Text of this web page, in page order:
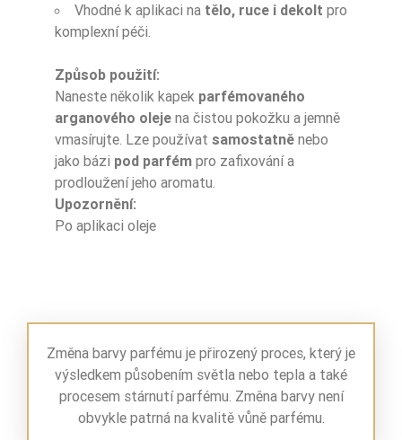
Vhodné k aplikaci na tělo, ruce i dekolt pro
komplexní péči.
Způsob použití:
Naneste několik kapek parfémovaného
arganového oleje na čistou pokožku a jemně
vmasírujte. Lze používat samostatně nebo
jako bázi pod parfém pro zafixování a
prodloužení jeho aromatu.
Upozornění:
Po aplikaci oleje
Změna barvy parfému je přirozený proces, který je
výsledkem působením světla nebo tepla a také
procesem stárnutí parfému. Změna barvy není
obvykle patrná na kvalitě vůně parfému.